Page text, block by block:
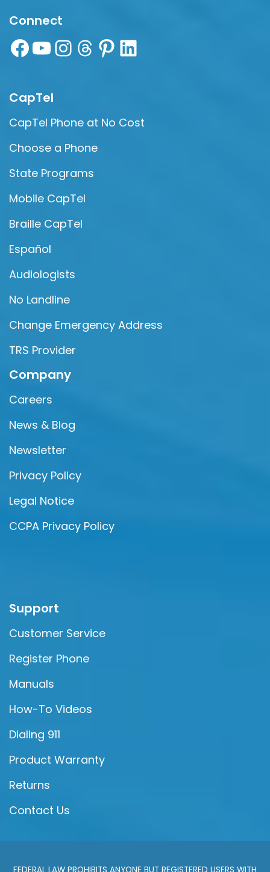
Connect
CapTel
CapTel Phone at No Cost
Choose a Phone
State Programs
Mobile CapTel
Braille CapTel
Español
Audiologists
No Landline
Change Emergency Address
TRS Provider
Company
Careers
News & Blog
Newsletter
Privacy Policy
Legal Notice
CCPA Privacy Policy
Support
Customer Service
Register Phone
Manuals
How-To Videos
Dialing 911
Product Warranty
Returns
Contact Us